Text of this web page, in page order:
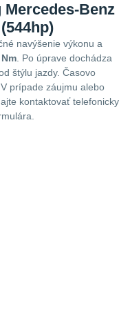
Benz
navýšenie výkonu a
. Po úprave dochádza
štýlu jazdy. Časovo
prípade záujmu alebo
kontaktovať telefonicky